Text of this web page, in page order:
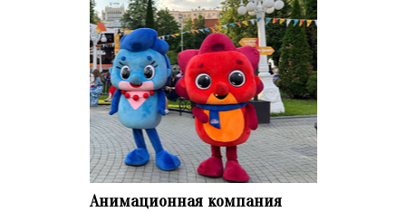
Анимационная компания